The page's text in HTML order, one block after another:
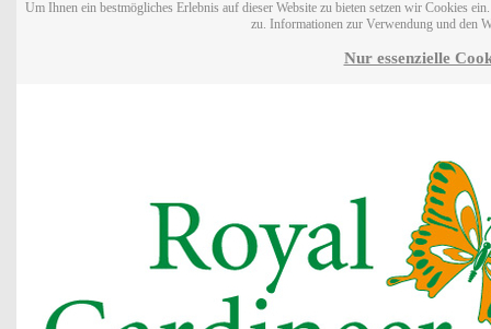
Um Ihnen ein bestmögliches Erlebnis auf dieser Website zu bieten setzen wir Cookies
zu. Informationen zur Verwendung und den
Nur essenzielle